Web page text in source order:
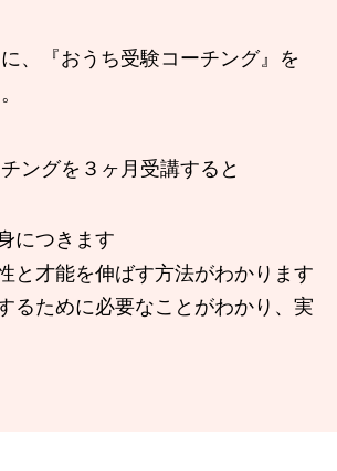
、『おうち受験コーチング』を
ングを３ヶ月受講すると
につきます
と才能を伸ばす方法がわかります
るために必要なことがわかり、実